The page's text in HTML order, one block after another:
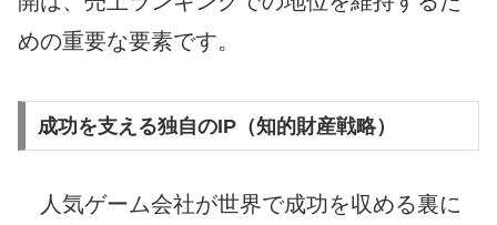
めの重要な要素です。
成功を支える独自のIP（知的財産戦略）
人気ゲーム会社が世界で成功を収める裏に